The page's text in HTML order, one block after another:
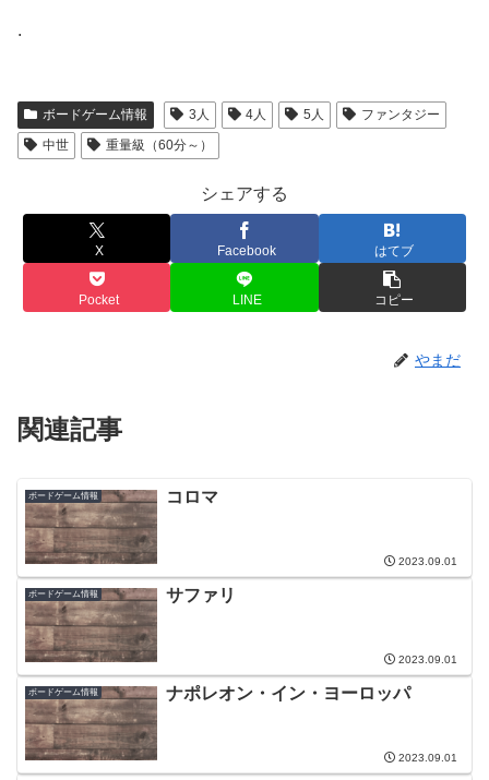
.
ボードゲーム情報 3人 4人 5人
ファンタジー
中世
重量級（60分～）
シェアする
X Facebook はてブ
Pocket LINE コピー
やまだ
関連記事
ボードゲーム情報 コロマ
2023.09.01
ボードゲーム情報 サファリ
2023.09.01
ボードゲーム情報 ナポレオン・イン・ヨーロッパ
2023.09.01